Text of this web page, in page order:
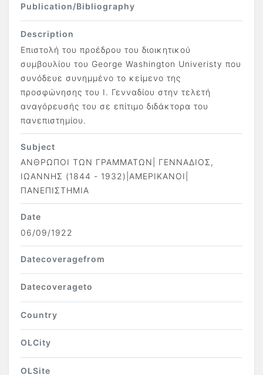
Publication/Bibliography
Description
Επιστολή του προέδρου του διοικητικού
συμβουλίου του George Washington Univeristy που
συνόδευε συνημμένο το κείμενο της
προσφώνησης του Ι. Γενναδίου στην τελετή
αναγόρευσής του σε επίτιμο διδάκτορα του
πανεπιστημίου.
Subject
ΑΝΘΡΩΠΟΙ ΤΩΝ ΓΡΑΜΜΑΤΩΝ| ΓΕΝΝΑΔΙΟΣ,
ΙΩΑΝΝΗΣ (1844 - 1932)|ΑΜΕΡΙΚΑΝΟΙ|
ΠΑΝΕΠΙΣΤΗΜΙΑ
Date
06/09/1922
Datecoveragefrom
Datecoverageto
Country
OLCity
OLSite